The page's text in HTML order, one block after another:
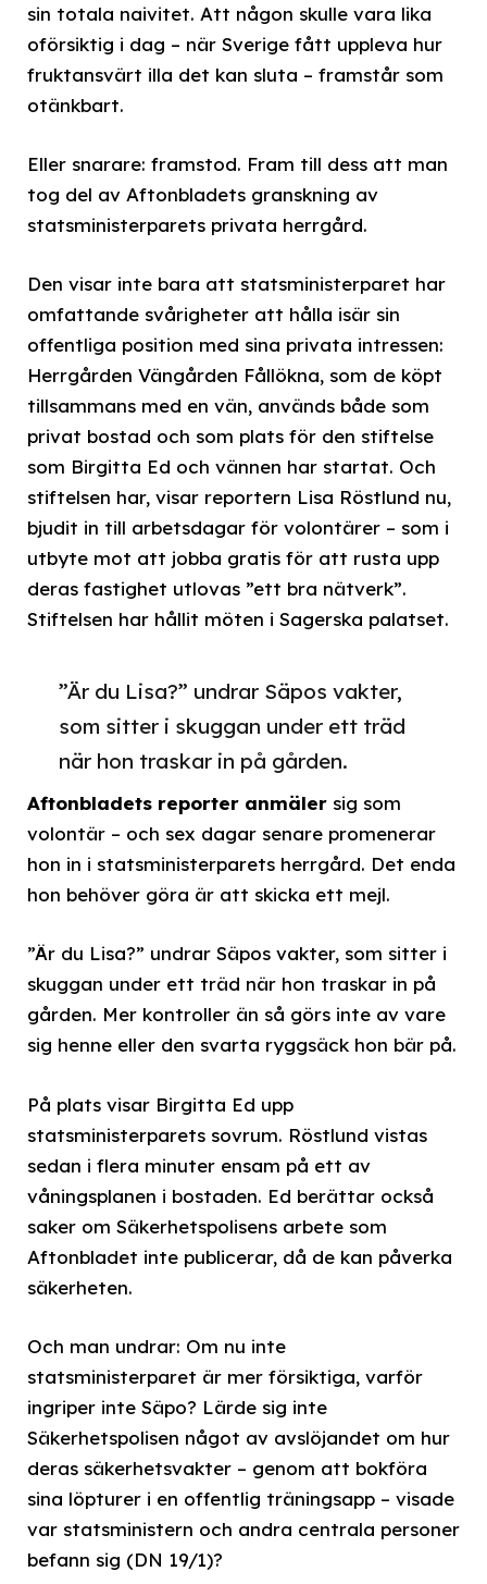
sin totala naivitet. Att någon skulle vara lika
oförsiktig i dag – när Sverige fått uppleva hur
fruktansvärt illa det kan sluta – framstår som
otänkbart.
Eller snarare: framstod. Fram till dess att man
tog del av Aftonbladets granskning av
statsministerparets privata herrgård.
Den visar inte bara att statsministerparet har
omfattande svårigheter att hålla isär sin
offentliga position med sina privata intressen:
Herrgården Vängården Fållökna, som de köpt
tillsammans med en vän, används både som
privat bostad och som plats för den stiftelse
som Birgitta Ed och vännen har startat. Och
stiftelsen har, visar reportern Lisa Röstlund nu,
bjudit in till arbetsdagar för volontärer – som i
utbyte mot att jobba gratis för att rusta upp
deras fastighet utlovas ”ett bra nätverk”.
Stiftelsen har hållit möten i Sagerska palatset.
”Är du Lisa?” undrar Säpos vakter,
som sitter i skuggan under ett träd
när hon traskar in på gården.
Aftonbladets reporter anmäler sig som
volontär – och sex dagar senare promenerar
hon in i statsministerparets herrgård. Det enda
hon behöver göra är att skicka ett mejl.
”Är du Lisa?” undrar Säpos vakter, som sitter i
skuggan under ett träd när hon traskar in på
gården. Mer kontroller än så görs inte av vare
sig henne eller den svarta ryggsäck hon bär på.
På plats visar Birgitta Ed upp
statsministerparets sovrum. Röstlund vistas
sedan i flera minuter ensam på ett av
våningsplanen i bostaden. Ed berättar också
saker om Säkerhetspolisens arbete som
Aftonbladet inte publicerar, då de kan påverka
säkerheten.
Och man undrar: Om nu inte
statsministerparet är mer försiktiga, varför
ingriper inte Säpo? Lärde sig inte
Säkerhetspolisen något av avslöjandet om hur
deras säkerhetsvakter – genom att bokföra
sina löpturer i en offentlig träningsapp – visade
var statsministern och andra centrala personer
befann sig (DN 19/1)?